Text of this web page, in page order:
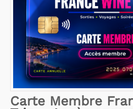
Carte Membre